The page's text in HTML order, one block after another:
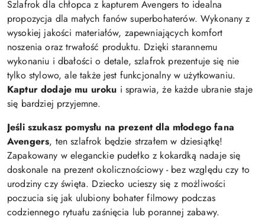
Szlafrok dla chłopca z kapturem Avengers to idealna
propozycja dla małych fanów superbohaterów. Wykonany z
wysokiej jakości materiałów, zapewniających komfort
noszenia oraz trwałość produktu. Dzięki starannemu
wykonaniu i dbałości o detale, szlafrok prezentuje się nie
tylko stylowo, ale także jest funkcjonalny w użytkowaniu.
Kaptur dodaje mu uroku i sprawia, że każde ubranie staje
się bardziej przyjemne.
Jeśli szukasz pomysłu na prezent dla młodego fana
Avengers, ten szlafrok będzie strzałem w dziesiątkę!
Zapakowany w eleganckie pudełko z kokardką nadaje się
doskonale na prezent okolicznościowy - bez względu czy to
urodziny czy święta. Dziecko ucieszy się z możliwości
poczucia się jak ulubiony bohater filmowy podczas
codziennego rytuału zaśnięcia lub porannej zabawy.